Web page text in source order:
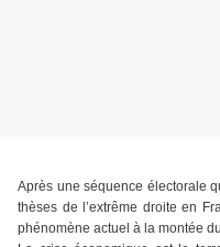
Après une séquence électorale
thèses de l’extrême droite en
phénomène actuel à la montée